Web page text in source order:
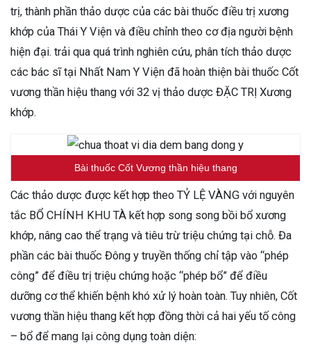
trị, thành phần thảo dược của các bài thuốc điều trị xương
khớp của Thái Y Viện và điều chỉnh theo cơ địa người bệnh
hiện đại. trải qua quá trình nghiên cứu, phân tích thảo dược
các bác sĩ tại Nhất Nam Y Viện đã hoàn thiện bài thuốc Cốt
vương thần hiệu thang với 32 vị thảo dược ĐẶC TRỊ Xương
khớp.
Bài thuốc Cốt Vương thần hiệu thang
Các thảo dược được kết hợp theo TỶ LỆ VÀNG với nguyên
tắc BỔ CHÍNH KHU TÀ kết hợp song song bồi bổ xương
khớp, nâng cao thể trạng và tiêu trừ triệu chứng tại chỗ. Đa
phần các bài thuốc Đông y truyền thống chỉ tập vào “phép
công” để điều trị triệu chứng hoặc “phép bổ” để điều
dưỡng cơ thể khiến bệnh khó xử lý hoàn toàn. Tuy nhiên, Cốt
vương thần hiệu thang kết hợp đồng thời cả hai yếu tố công
– bổ để mang lại công dụng toàn diện: